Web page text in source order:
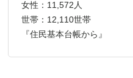
女性：11,572人
世帯：12,110世帯
『住民基本台帳から』